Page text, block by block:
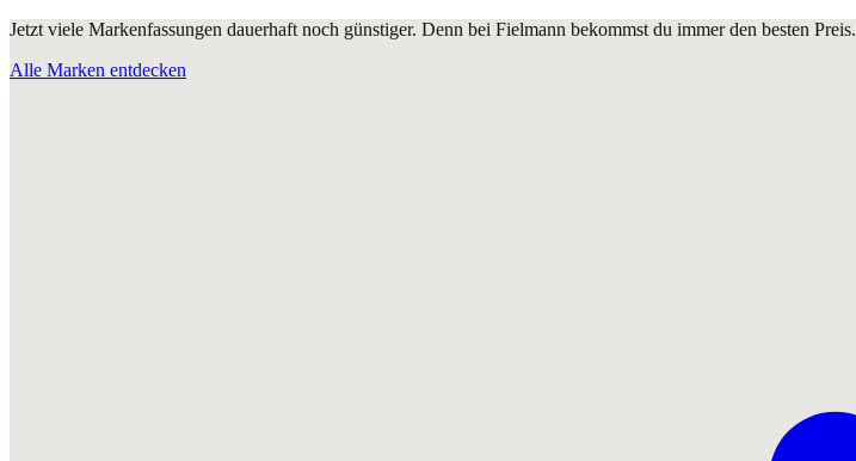
Jetzt viele Markenfassungen dauerhaft noch günstiger. Denn bei Fielmann bekommst du immer den besten Preis.
Alle Marken entdecken